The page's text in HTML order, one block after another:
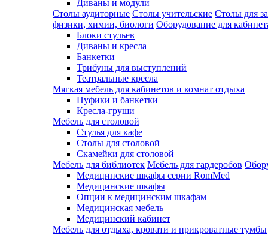
Диваны и модули
Столы аудиторные Столы учительские Столы для
физики, химии, биологи Оборудование для
Блоки стульев
Диваны и кресла
Банкетки
Трибуны для выступлений
Театральные кресла
Мягкая мебель для кабинетов и комнат отдыха
Пуфики и банкетки
Кресла-груши
Мебель для столовой
Cтулья для кафе
Cтолы для столовой
Скамейки для столовой
Мебель для библиотек Мебель для гардеробов
Медицинские шкафы серии RomMed
Медицинские шкафы
Опции к медицинским шкафам
Медицинская мебель
Медицинский кабинет
Мебель для отдыха, кровати и прикроватные тумбы